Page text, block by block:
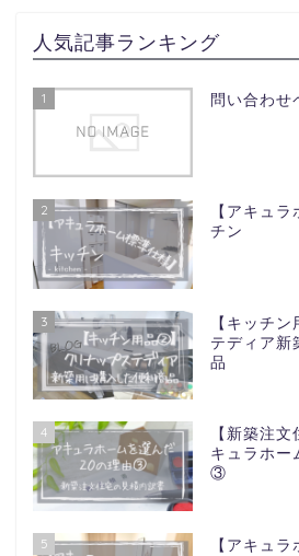
人気記事ランキング
1 問い合わせ
2
【アキュ
チン
3
【キッチ
テディア新
品
4
【新築注
キュラホー
③
5
【アキュ